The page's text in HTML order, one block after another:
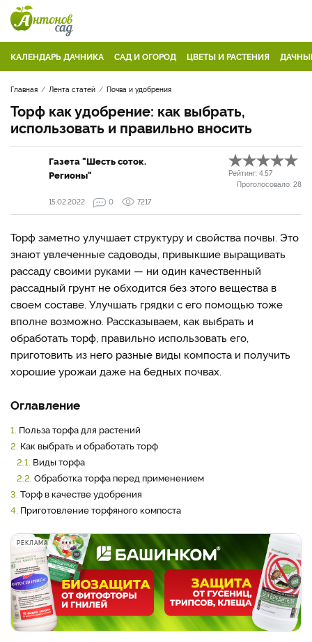
КАЛЕНДАРЬ ДАЧНИКА САД И ОГОРОД ЦВЕТЫ И РАСТЕНИЯ
Главная Лента статей Почва и удобрения
Торф как удобрение: как выбрать,
использовать и правильно вносить
Газета "Шесть соток.
Регионы"
Рейтинг: 4.57
Проголосовало: 28
15.02.2022
0 7217
Торф заметно улучшает структуру и свойства почвы. Это
знают увлеченные садоводы, привыкшие выращивать
рассаду своими руками — ни один качественный
рассадный грунт не обходится без этого вещества в
своем составе. Улучшать грядки с его помощью тоже
вполне возможно. Рассказываем, как выбрать и
обработать торф, правильно использовать его,
приготовить из него разные виды компоста и получить
хорошие урожаи даже на бедных почвах.
Оглавление
1. Польза торфа для растений
2. Как выбрать и обработать торф
2.1. Виды торфа
2.2. Обработка торфа перед применением
3. Торф в качестве удобрения
4. Приготовление торфяного компоста
РЕКЛАМА